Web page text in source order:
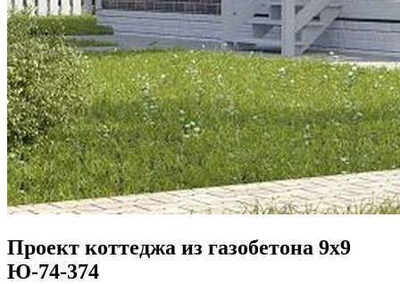
Проект коттеджа из газобетона 9х9
Ю-74-374